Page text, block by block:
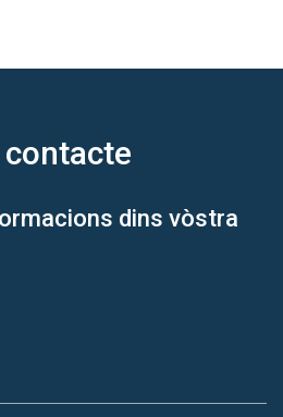
contacte
dins vòstra